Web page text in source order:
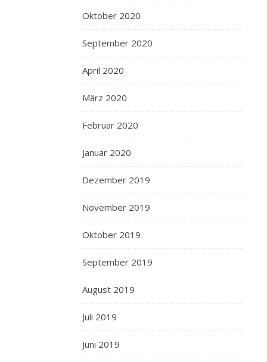
Oktober 2020
September 2020
April 2020
März 2020
Februar 2020
Januar 2020
Dezember 2019
November 2019
Oktober 2019
September 2019
August 2019
Juli 2019
Juni 2019